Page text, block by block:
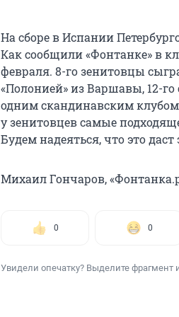
На сборе в Испании
Как сообщили «Фонтанке» в
февраля. 8-го зенитовцы
«Полонией» из Варшавы, 12-
одним скандинавским
у зенитовцев самые
Будем надеяться, что это даст
Михаил Гончаров,
0 0
Увидели опечатку? Выделите фрагмент